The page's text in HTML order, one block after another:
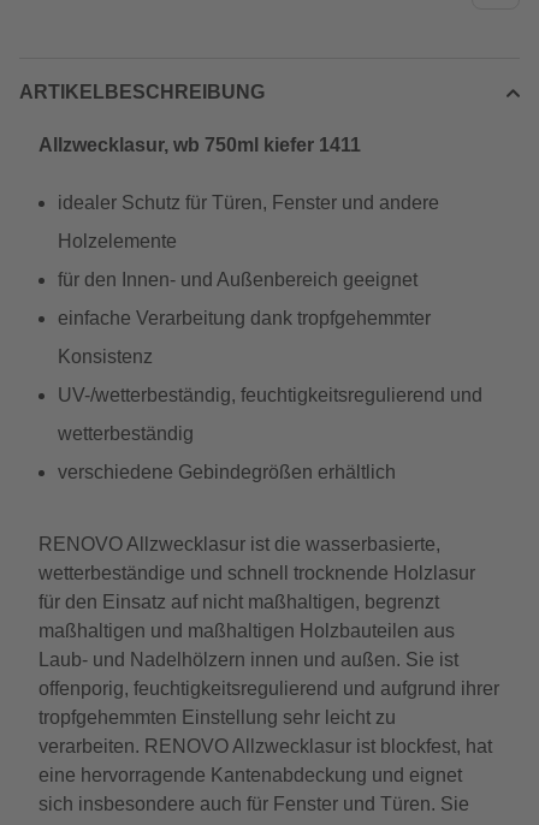
ARTIKELBESCHREIBUNG
Allzwecklasur, wb 750ml kiefer 1411
idealer Schutz für Türen, Fenster und andere
Holzelemente
für den Innen- und Außenbereich geeignet
einfache Verarbeitung dank tropfgehemmter
Konsistenz
UV-/wetterbeständig, feuchtigkeitsregulierend und
wetterbeständig
verschiedene Gebindegrößen erhältlich
RENOVO Allzwecklasur ist die wasserbasierte,
wetterbeständige und schnell trocknende Holzlasur
für den Einsatz auf nicht maßhaltigen, begrenzt
maßhaltigen und maßhaltigen Holzbauteilen aus
Laub- und Nadelhölzern innen und außen. Sie ist
offenporig, feuchtigkeitsregulierend und aufgrund ihrer
tropfgehemmten Einstellung sehr leicht zu
verarbeiten. RENOVO Allzwecklasur ist blockfest, hat
eine hervorragende Kantenabdeckung und eignet
sich insbesondere auch für Fenster und Türen. Sie